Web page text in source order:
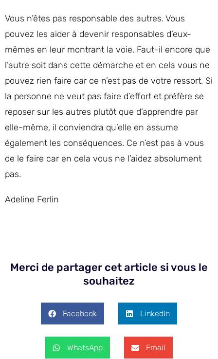
Vous n’êtes pas responsable des autres. Vous
pouvez les aider à devenir responsables d’eux-
mêmes en leur montrant la voie. Faut-il encore que
l’autre soit dans cette démarche et en cela vous ne
pouvez rien faire car ce n’est pas de votre ressort. Si
la personne ne veut pas faire d’effort et préfère se
reposer sur les autres plutôt que d’apprendre par
elle-même, il conviendra qu’elle en assume
également les conséquences. Ce n’est pas à vous
de le faire car en cela vous ne l’aidez absolument
pas.
Adeline Ferlin
Merci de partager cet article si vous le
souhaitez
Facebook LinkedIn
WhatsApp Email